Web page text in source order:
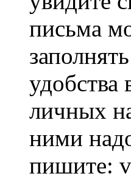
письма
удобства
личных
ними
пишите: